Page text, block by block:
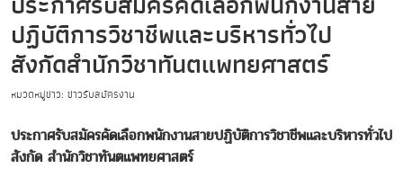
ปฏิบัติการวิชาชีพและบริหารทั่วไป
สังกัดสำนักวิชาทันตแพทยศาสตร์
หมวดหมู่ข่าว: ข่าวรับสมัครงาน
ประกาศรับสมัครคัดเลือกพนักงานสายปฏิบัติการวิชาชีพและบริหารทั่วไป
สังกัด สำนักวิชาทันตแพทยศาสตร์